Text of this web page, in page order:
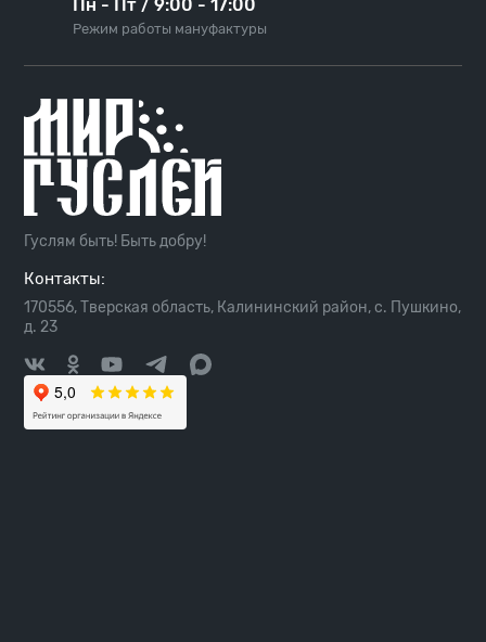
Пн - Пт / 9:00 - 17:00
Режим работы мануфактуры
Гуслям быть! Быть добру!
Контакты:
170556, Тверская область, Калининский район, с. Пушкино,
д. 23